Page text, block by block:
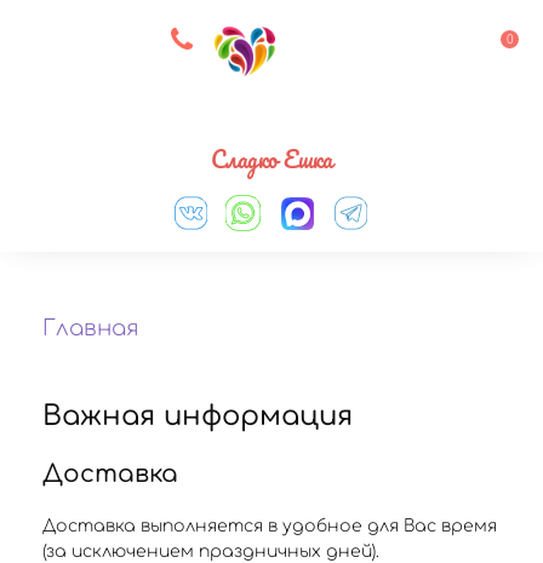
8 927 083 33 05 0
Сладко Ешка
Главная
Важная информация
Доставка
Доставка выполняется в удобное для Вас время
(за исключением праздничных дней).